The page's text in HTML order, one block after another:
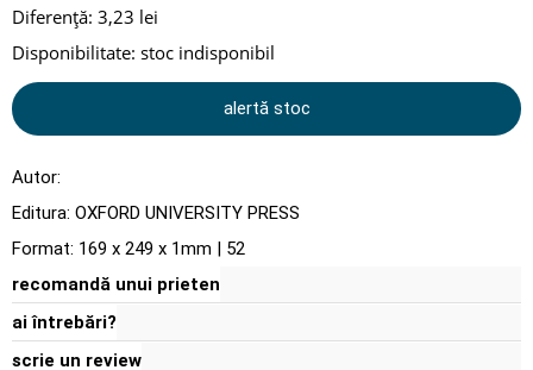
Diferență: 3,23 lei
Disponibilitate: stoc indisponibil
alertă stoc
Autor:
Editura: OXFORD UNIVERSITY PRESS
Format: 169 x 249 x 1mm | 52
recomandă unui prieten
ai întrebări?
scrie un review